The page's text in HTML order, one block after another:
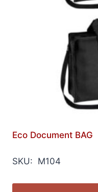
Eco Document BAG
SKU: M104